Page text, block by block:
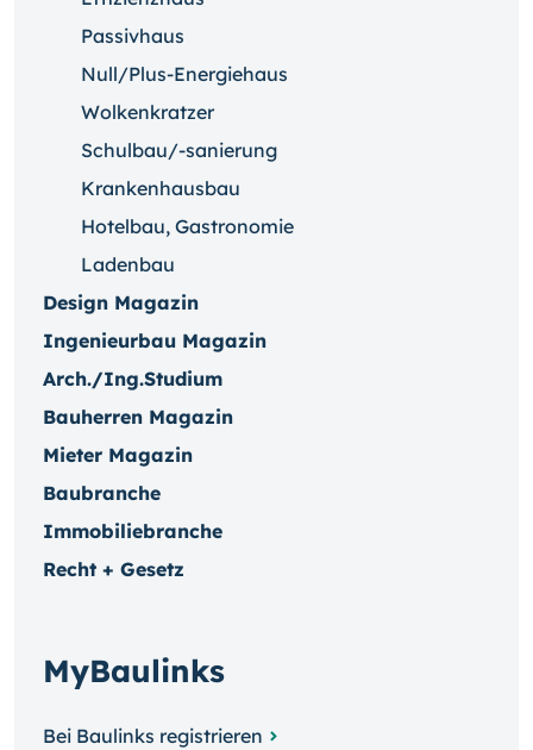
Passivhaus
Null/Plus-Energiehaus
Wolkenkratzer
Schulbau/-sanierung
Krankenhausbau
Hotelbau, Gastronomie
Ladenbau
Design Magazin
Ingenieurbau Magazin
Arch./Ing.Studium
Bauherren Magazin
Mieter Magazin
Baubranche
Immobiliebranche
Recht + Gesetz
MyBaulinks
Bei Baulinks registrieren